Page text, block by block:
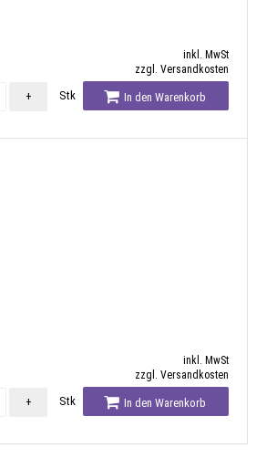
inkl. MwSt
zzgl. Versandkosten
+ Stk In den Warenkorb
inkl. MwSt
zzgl. Versandkosten
+ Stk In den Warenkorb